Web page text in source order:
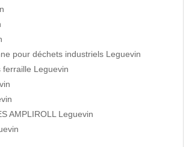
pour déchets industriels Leguevin
Leguevin
AMPLIROLL Leguevin